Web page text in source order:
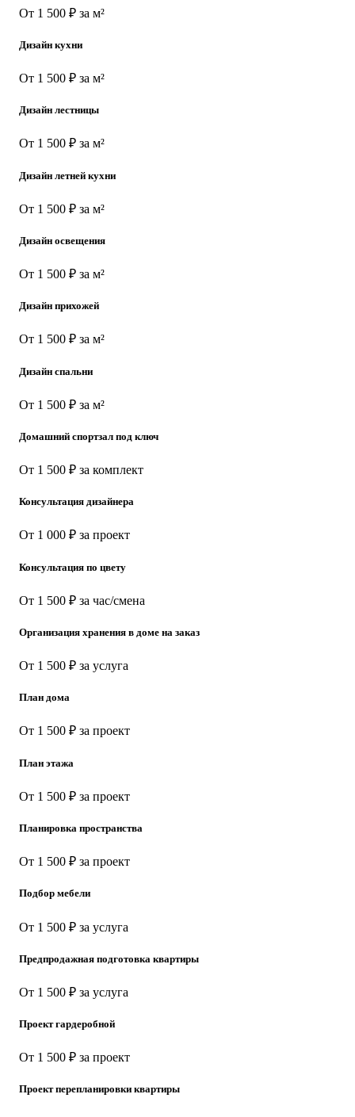
От 1 500 ₽ за м²
Дизайн кухни
От 1 500 ₽ за м²
Дизайн лестницы
От 1 500 ₽ за м²
Дизайн летней кухни
От 1 500 ₽ за м²
Дизайн освещения
От 1 500 ₽ за м²
Дизайн прихожей
От 1 500 ₽ за м²
Дизайн спальни
От 1 500 ₽ за м²
Домашний спортзал под ключ
От 1 500 ₽ за комплект
Консультация дизайнера
От 1 000 ₽ за проект
Консультация по цвету
От 1 500 ₽ за час/смена
Организация хранения в доме на заказ
От 1 500 ₽ за услуга
План дома
От 1 500 ₽ за проект
План этажа
От 1 500 ₽ за проект
Планировка пространства
От 1 500 ₽ за проект
Подбор мебели
От 1 500 ₽ за услуга
Предпродажная подготовка квартиры
От 1 500 ₽ за услуга
Проект гардеробной
От 1 500 ₽ за проект
Проект перепланировки квартиры